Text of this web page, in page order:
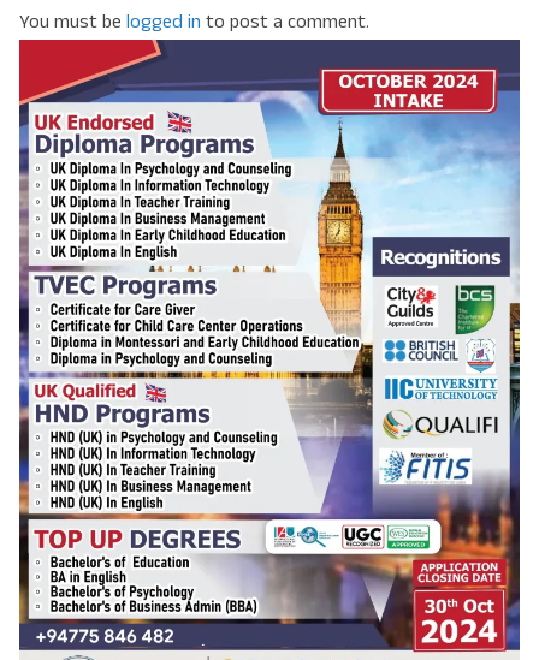
You must be logged in to post a comment.